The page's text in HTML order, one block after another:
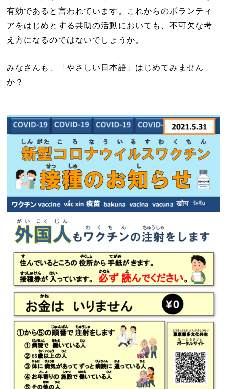
有効であると言われています。これからのボランティ
アをはじめとする共助の活動においても、不可欠な考
え方になるのではないでしょうか。
みなさんも、「やさしい日本語」はじめてみません
か？